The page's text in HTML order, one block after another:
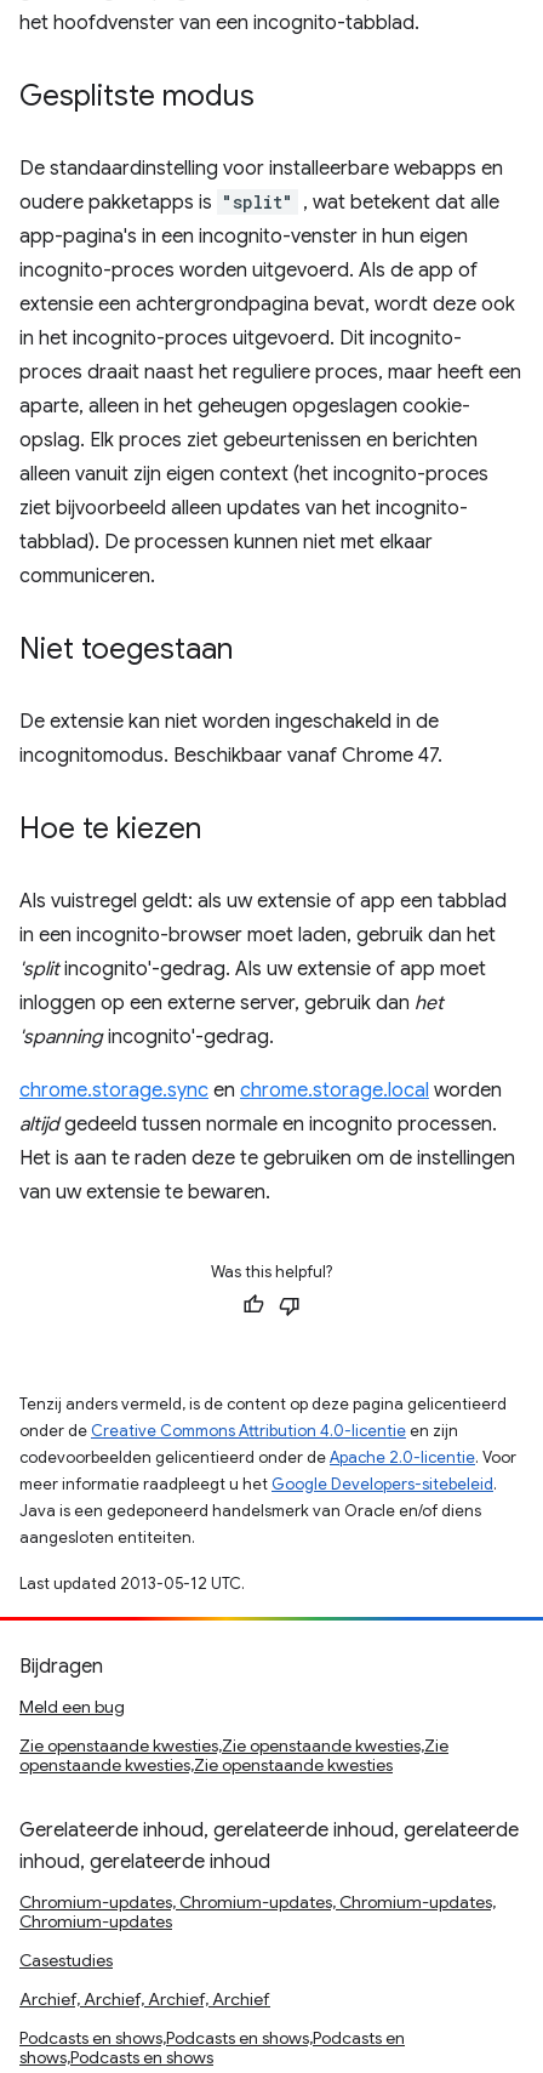
het hoofdvenster van een incognito-tabblad.
Gesplitste modus
De standaardinstelling voor installeerbare webapps en
oudere pakketapps is "split"
, wat betekent dat alle
app-pagina's in een incognito-venster in hun eigen
incognito-proces worden uitgevoerd. Als de app of
extensie een achtergrondpagina bevat, wordt deze ook
in het incognito-proces uitgevoerd. Dit incognito-
proces draait naast het reguliere proces, maar heeft een
aparte, alleen in het geheugen opgeslagen cookie-
opslag. Elk proces ziet gebeurtenissen en berichten
alleen vanuit zijn eigen context (het incognito-proces
ziet bijvoorbeeld alleen updates van het incognito-
tabblad). De processen kunnen niet met elkaar
communiceren.
Niet toegestaan
De extensie kan niet worden ingeschakeld in de
incognitomodus. Beschikbaar vanaf Chrome 47.
Hoe te kiezen
Als vuistregel geldt: als uw extensie of app een tabblad
in een incognito-browser moet laden, gebruik dan het
'splitincognito'-gedrag. Als uw extensie of app moet
inloggen op een externe server, gebruik dan het
'spanningincognito'-gedrag.
chrome.storage.sync en chrome.storage.local worden
altijdgedeeld tussen normale en incognito processen.
Het is aan te raden deze te gebruiken om de instellingen
van uw extensie te bewaren.
Was this helpful?
Tenzij anders vermeld, is de content op deze pagina gelicentieerd
onder de Creative Commons Attribution 4.0-licentieen zijn
codevoorbeelden gelicentieerd onder deApache 2.0-licentie. Voor
meer informatie raadpleegt u het Google Developers-sitebeleid.
Java is een gedeponeerd handelsmerk van Oracle en/of diens
aangesloten entiteiten.
Last updated 2013-05-12 UTC.
Bijdragen
Meld een bug
Zie openstaande kwesties,Zie openstaande kwesties,Zie
openstaande kwesties,Zie openstaande kwesties
Gerelateerde inhoud, gerelateerde inhoud, gerelateerde
inhoud, gerelateerde inhoud
Chromium-updates, Chromium-updates, Chromium-updates,
Chromium-updates
Casestudies
Archief, Archief, Archief, Archief
Podcasts en shows,Podcasts en shows,Podcasts en
shows,Podcasts en shows